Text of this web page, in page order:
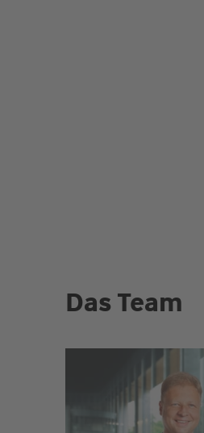
Das Team